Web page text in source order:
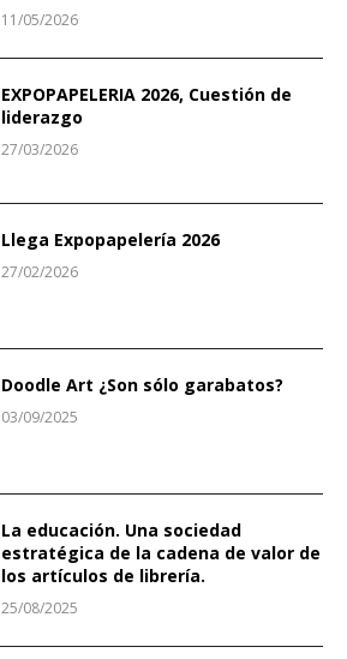
11/05/2026
EXPOPAPELERIA 2026, Cuestión de
liderazgo
27/03/2026
Llega Expopapelería 2026
27/02/2026
Doodle Art ¿Son sólo garabatos?
03/09/2025
La educación. Una sociedad
estratégica de la cadena de valor de
los artículos de librería.
25/08/2025